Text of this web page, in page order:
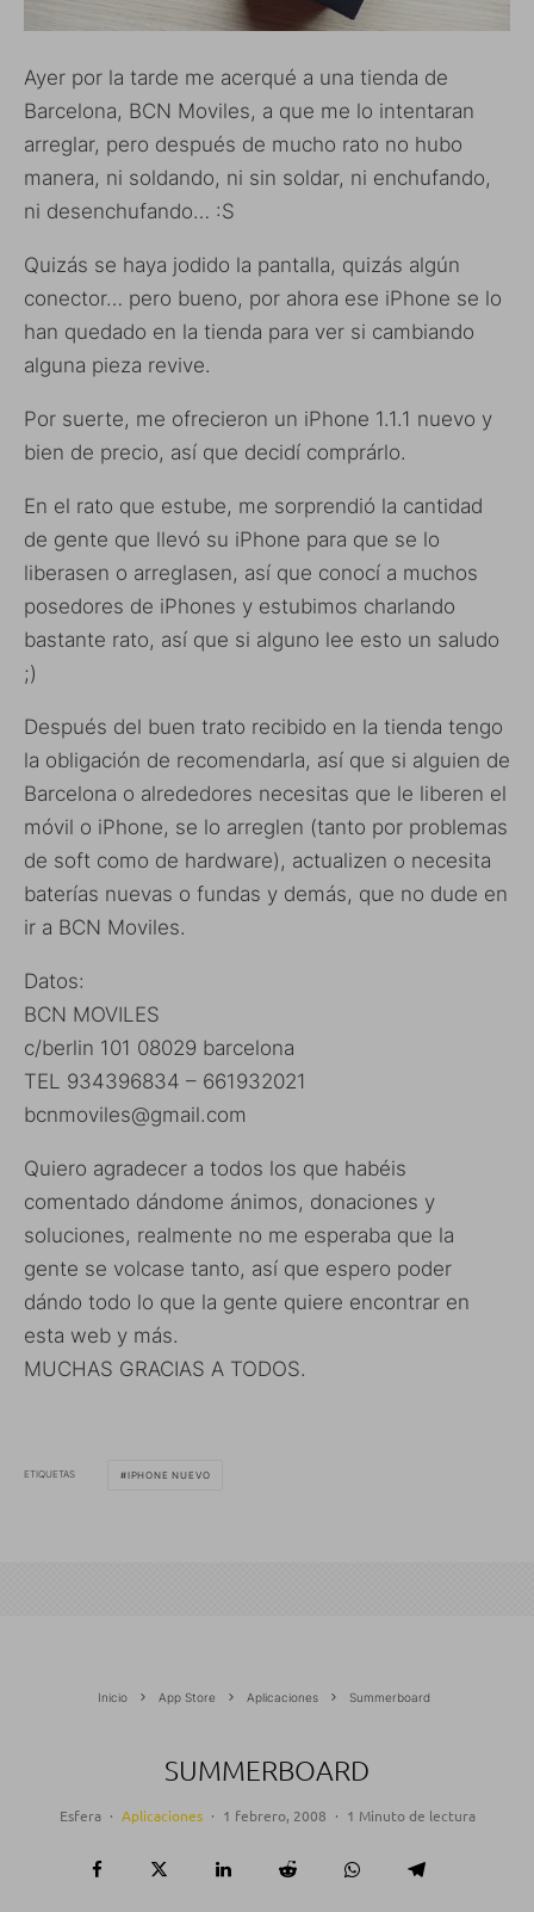
Ayer por la tarde me acerqué a una tienda de
Barcelona, BCN Moviles, a que me lo intentaran
arreglar, pero después de mucho rato no hubo
manera, ni soldando, ni sin soldar, ni enchufando,
ni desenchufando… :S
Quizás se haya jodido la pantalla, quizás algún
conector… pero bueno, por ahora ese iPhone se lo
han quedado en la tienda para ver si cambiando
alguna pieza revive.
Por suerte, me ofrecieron un iPhone 1.1.1 nuevo y
bien de precio, así que decidí comprárlo.
En el rato que estube, me sorprendió la cantidad
de gente que llevó su iPhone para que se lo
liberasen o arreglasen, así que conocí a muchos
posedores de iPhones y estubimos charlando
bastante rato, así que si alguno lee esto un saludo
;)
Después del buen trato recibido en la tienda tengo
la obligación de recomendarla, así que si alguien de
Barcelona o alrededores necesitas que le liberen el
móvil o iPhone, se lo arreglen (tanto por problemas
de soft como de hardware), actualizen o necesita
baterías nuevas o fundas y demás, que no dude en
ir a BCN Moviles.
Datos:
BCN MOVILES
c/berlin 101 08029 barcelona
TEL 934396834 – 661932021
bcnmoviles@gmail.com
Quiero agradecer a todos los que habéis
comentado dándome ánimos, donaciones y
soluciones, realmente no me esperaba que la
gente se volcase tanto, así que espero poder
dándo todo lo que la gente quiere encontrar en
esta web y más.
MUCHAS GRACIAS A TODOS.
ETIQUETAS IPHONE NUEVO
Inicio App Store Aplicaciones Summerboard
SUMMERBOARD
Esfera · Aplicaciones · 1 febrero, 2008 · 1 Minuto de lectura